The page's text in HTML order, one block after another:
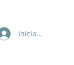
Iniciar sesión